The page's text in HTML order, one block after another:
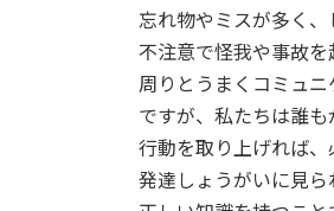
忘れ物やミスが多く、
不注意で怪我や事故を
周りとうまくコミュニ
ですが、私たちは誰も
行動を取り上げれば、
発達しょうがいに見ら